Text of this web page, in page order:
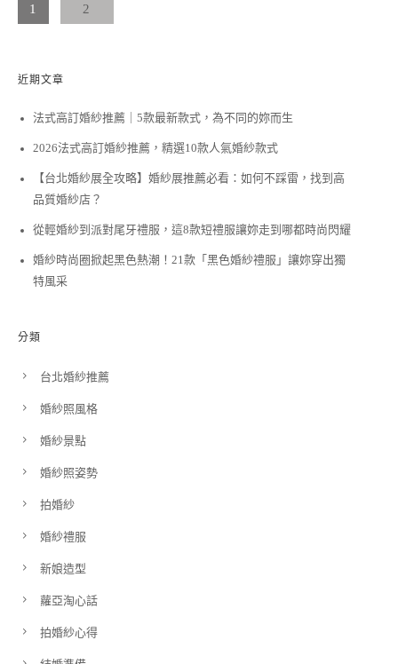
1 2
近期文章
法式高訂婚紗推薦｜5款最新款式，為不同的妳而生
2026法式高訂婚紗推薦，精選10款人氣婚紗款式
【台北婚紗展全攻略】婚紗展推薦必看：如何不踩雷，找到高
品質婚紗店？
從輕婚紗到派對尾牙禮服，這8款短禮服讓妳走到哪都時尚閃耀
婚紗時尚圈掀起黑色熱潮！21款「黑色婚紗禮服」讓妳穿出獨
特風采
分類
台北婚紗推薦
婚紗照風格
婚紗景點
婚紗照姿勢
拍婚紗
婚紗禮服
新娘造型
蘿亞淘心話
拍婚紗心得